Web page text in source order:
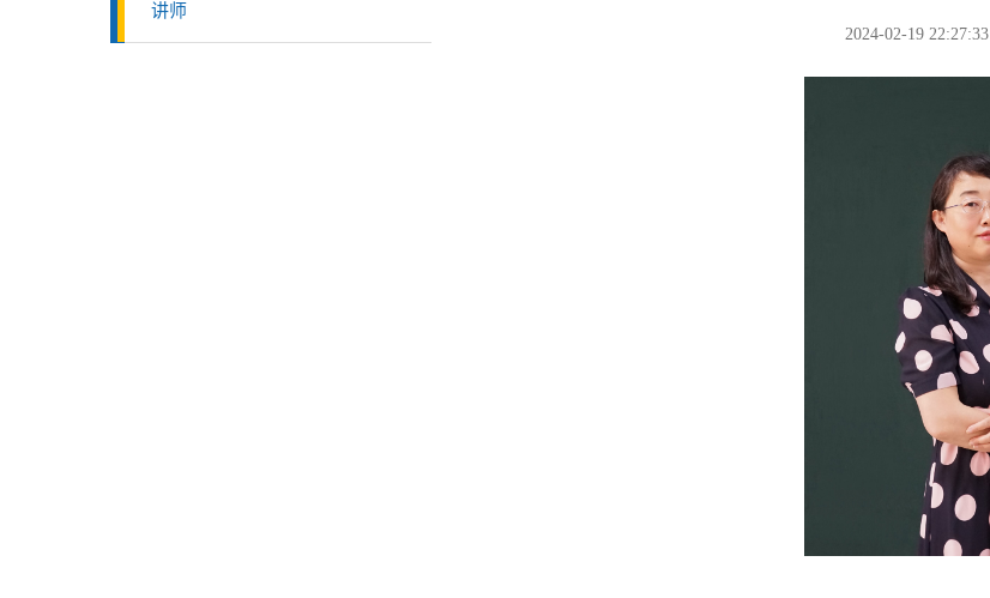
讲师
2024-02-19 22:27:33